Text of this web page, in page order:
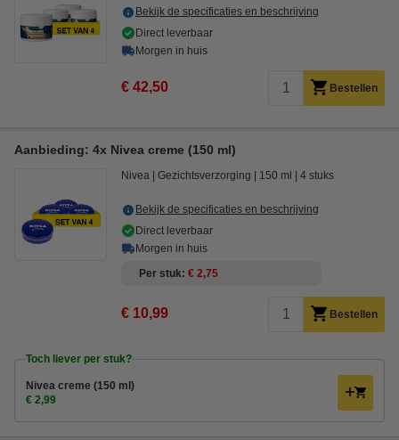
Bekijk de specificaties en beschrijving
Direct leverbaar
Morgen in huis
€ 42,50 Bestellen
Aanbieding: 4x Nivea creme (150 ml)
Nivea Gezichtsverzorging 150 ml 4 stuks
Bekijk de specificaties en beschrijving
Direct leverbaar
Morgen in huis
Per stuk € 2,75
€ 10,99 Bestellen
Toch liever per stuk?
Nivea creme (150 ml)
€ 2,99